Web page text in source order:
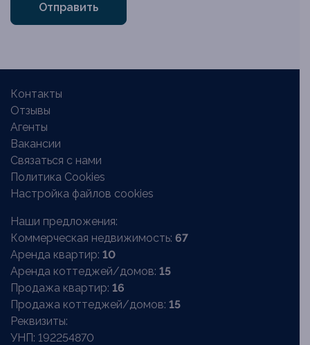
Отправить
Контакты
Отзывы
Агенты
Вакансии
Связаться с нами
Политика Cookies
Настройка файлов cookies
Наши предложения:
Коммерческая недвижимость: 67
Аренда квартир: 10
Аренда коттеджей/домов: 15
Продажа квартир: 16
Продажа коттеджей/домов: 15
Реквизиты:
УНП: 192254870